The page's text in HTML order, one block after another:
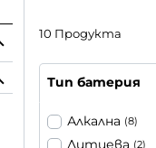
10 Продукта
Тип батерия
Алкална (8)
Литиева (2)